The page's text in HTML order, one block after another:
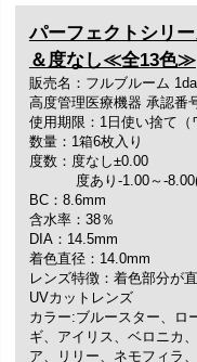
パーフェクトシリ
＆度なし≪全13色≫
販売名：フルブルーム
高度管理医療機器 承認番
使用期限：1日使い捨て（
数量：1箱6枚入り
度数：度なし±0.00
度あり-1.00～-
BC：8.6mm
含水率：38％
DIA：14.5mm
着色直径：14.0mm
レンズ特徴：着色部分が
UVカットレンズ
カラー:ブルースター、ロ
ギ、アイリス、ベロニカ
ア、リリー、ネモフィラ